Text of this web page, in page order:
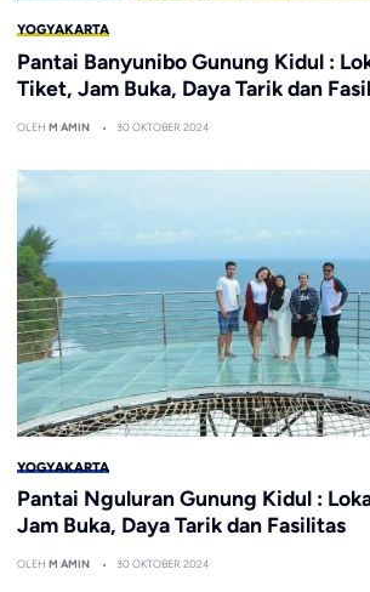
YOGYAKARTA
Pantai Banyunibo Gunung Kidul :
Tiket, Jam Buka, Daya Tarik dan
OLEH M AMIN 30 OKTOBER 2024
YOGYAKARTA
Pantai Nguluran Gunung Kidul :
Jam Buka, Daya Tarik dan Fasilitas
OLEH M AMIN 30 OKTOBER 2024